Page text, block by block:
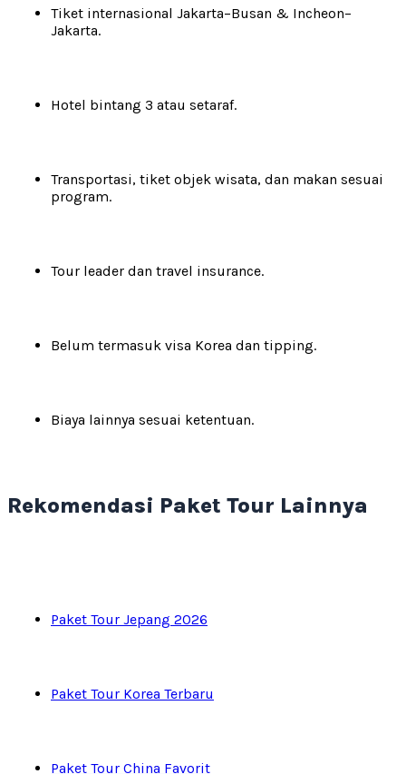
Tiket internasional Jakarta–Busan & Incheon–
Jakarta.
Hotel bintang 3 atau setaraf.
Transportasi, tiket objek wisata, dan makan sesuai
program.
Tour leader dan travel insurance.
Belum termasuk visa Korea dan tipping.
Biaya lainnya sesuai ketentuan.
Rekomendasi Paket Tour Lainnya
Paket Tour Jepang 2026
Paket Tour Korea Terbaru
Paket Tour China Favorit